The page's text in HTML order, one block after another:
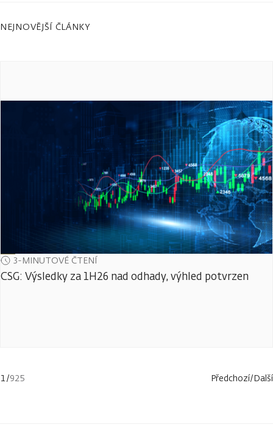
NEJNOVĚJŠÍ ČLÁNKY
3-MINUTOVÉ ČTENÍ
CSG: Výsledky za 1H26 nad odhady, výhled potvrzen
1/925 Předchozí/Další